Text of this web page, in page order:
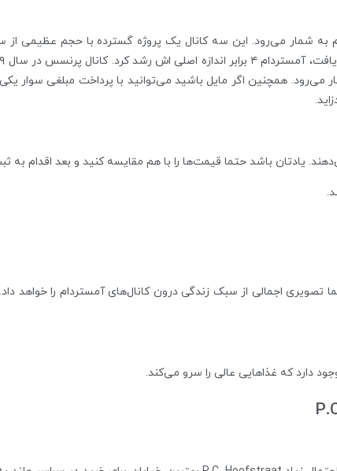
می‌رود. همچنین اگر مایل باشید می‌توانید با پرداخت مبلغی سوار
یادتان باشد حتما قیمت‌ها را با هم مقایسه کنید و بعد اقدام به
تصویری اجمالی از سبک زندگی درون کانال‌های آمستردام را خواهد
دارد که غذاهایی عالی را سرو می‌کند.